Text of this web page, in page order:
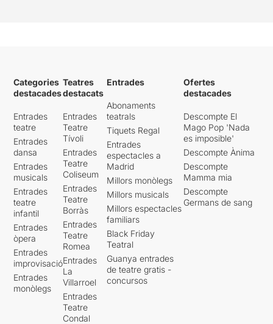
Categories
destacades
Entrades
teatre
Entrades
dansa
Entrades
musicals
Entrades
teatre
infantil
Entrades
òpera
Entrades
improvisació
Entrades
monòlegs
Teatres
destacats
Entrades
Teatre
Tívoli
Entrades
Teatre
Coliseum
Entrades
Teatre
Borràs
Entrades
Teatre
Romea
Entrades
La
Villarroel
Entrades
Teatre
Condal
Entrades
Abonaments
teatrals
Tiquets Regal
Entrades
espectacles a
Madrid
Millors monòlegs
Millors musicals
Millors espectacles
familiars
Black Friday
Teatral
Guanya entrades
de teatre gratis -
concursos
Ofertes
destacades
Descompte El
Mago Pop 'Nada
es imposible'
Descompte Ànima
Descompte
Mamma mia
Descompte
Germans de sang